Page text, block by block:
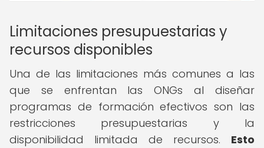
Limitaciones presupuestarias y
recursos disponibles
Una de las limitaciones más comunes a las
que se enfrentan las ONGs al diseñar
programas de formación efectivos son las
restricciones presupuestarias y la
disponibilidad limitada de recursos. Esto